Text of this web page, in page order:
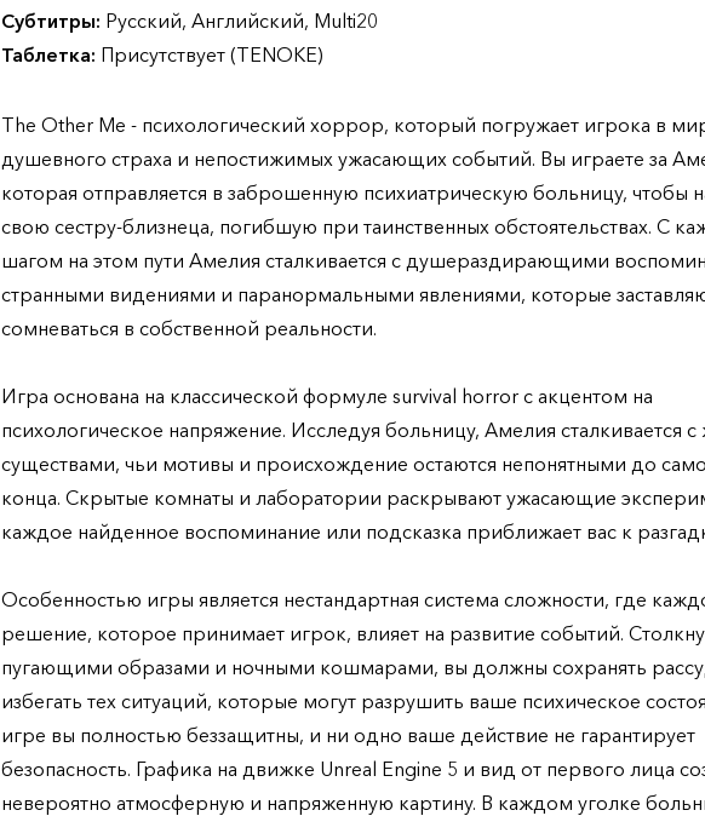
Субтитры: Русский, Английский, Multi20
Таблетка: Присутствует (TENOKE)
The Other Me - психологический хоррор, который погружает игрока в
душевного страха и непостижимых ужасающих событий. Вы играете за
которая отправляется в заброшенную психиатрическую больницу, чтобы
свою сестру-близнеца, погибшую при таинственных обстоятельствах. С
шагом на этом пути Амелия сталкивается с душераздирающими
странными видениями и паранормальными явлениями, которые
сомневаться в собственной реальности.
Игра основана на классической формуле survival horror с акцентом на
психологическое напряжение. Исследуя больницу, Амелия сталкивается
существами, чьи мотивы и происхождение остаются непонятными до
конца. Скрытые комнаты и лаборатории раскрывают ужасающие
каждое найденное воспоминание или подсказка приближает вас к
Особенностью игры является нестандартная система сложности, где
решение, которое принимает игрок, влияет на развитие событий.
пугающими образами и ночными кошмарами, вы должны сохранять
избегать тех ситуаций, которые могут разрушить ваше психическое
игре вы полностью беззащитны, и ни одно ваше действие не гарантирует
безопасность. Графика на движке Unreal Engine 5 и вид от первого лица
невероятно атмосферную и напряженную картину. В каждом уголке